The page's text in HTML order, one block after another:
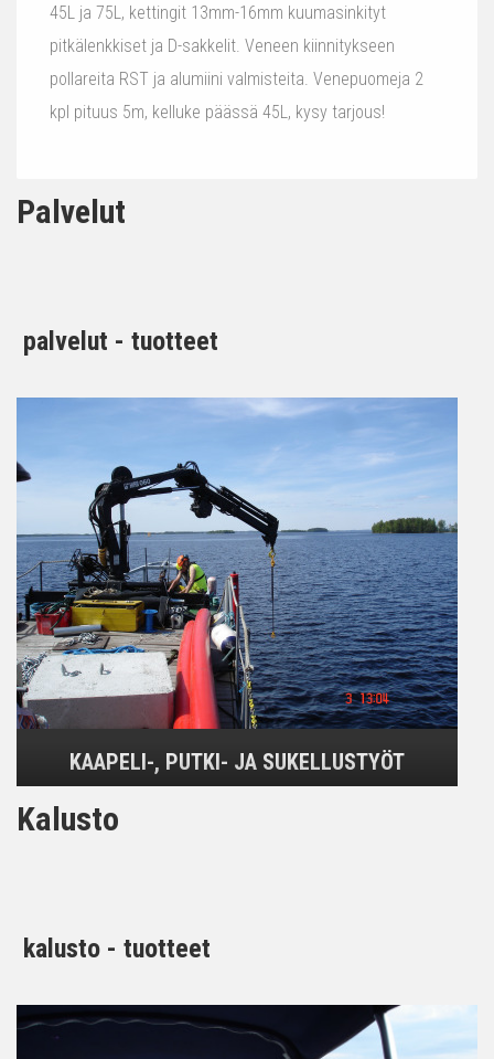
45L ja 75L, kettingit 13mm-16mm kuumasinkityt
pitkälenkkiset ja D-sakkelit. Veneen kiinnitykseen
pollareita RST ja alumiini valmisteita. Venepuomeja 2
kpl pituus 5m, kelluke päässä 45L, kysy tarjous!
Palvelut
palvelut - tuotteet
KAAPELI-, PUTKI- JA SUKELLUSTYÖT
Kalusto
kalusto - tuotteet